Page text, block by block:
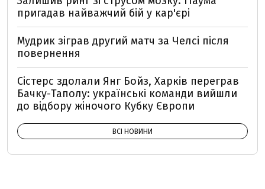
пригадав найважчий бій у кар'єрі
Мудрик зіграв другий матч за Челсі після
повернення
Сістерс здолали Янг Бойз, Харків переграв
Бачку-Таполу: українські команди вийшли
до відбору жіночого Кубку Європи
ВСІ НОВИНИ